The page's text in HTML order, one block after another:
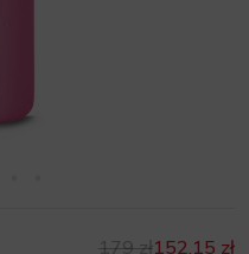
152,15 zł
179 zł